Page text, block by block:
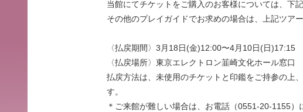
当館にてチケットをご購入のお客様については、下
その他のプレイガイドでお求めの場合は、上記ツア
〈払戻期間〉3月18日(金)12:00〜4月10日(日)17:15
〈払戻場所〉東京エレクトロン韮崎文化ホール窓口
払戻方法は、未使用のチケットと印鑑をご持参の上
す。
＊ご来館が難しい場合は、お電話（0551-20-1155）